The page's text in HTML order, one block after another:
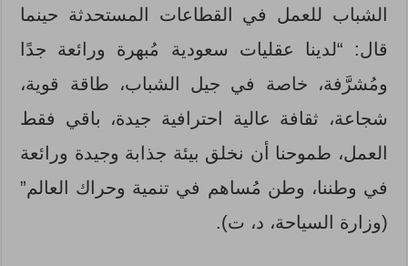
الشباب للعمل في القطاعات المستحدثة حينما
قال: “لدينا عقليات سعودية مُبهرة ورائعة جدًا
ومُشرَّفة، خاصة في جيل الشباب، طاقة قوية،
شجاعة، ثقافة عالية احترافية جيدة، باقي فقط
العمل، طموحنا أن نخلق بيئة جذابة وجيدة ورائعة
في وطننا، وطن مُساهم في تنمية وحراك العالم”
(وزارة السياحة، د، ت).